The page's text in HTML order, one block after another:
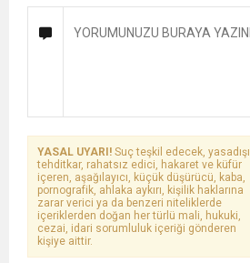
YASAL UYARI! Suç teşkil edecek, yasadışı,
tehditkar, rahatsız edici, hakaret ve küfür
içeren, aşağılayıcı, küçük düşürücü, kaba,
pornografik, ahlaka aykırı, kişilik haklarına
zarar verici ya da benzeri niteliklerde
içeriklerden doğan her türlü mali, hukuki,
cezai, idari sorumluluk içeriği gönderen
kişiye aittir.